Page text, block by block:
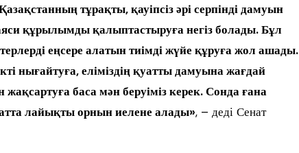
тұрақты, қауіпсіз әрі серпінді дамуын
құрылымды қалыптастыруға негіз болады. Бұл
еңсере алатын тиімді жүйе құруға жол ашады.
нығайтуға, еліміздің қуатты дамуына жағдай
баса мән беруіміз керек. Сонда ғана
лайықты орнын иелене алады», – деді Сенат